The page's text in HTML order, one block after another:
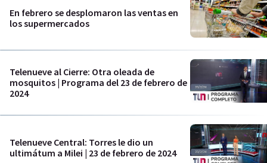
En febrero se desplomaron las ventas en
los supermercados
Telenueve al Cierre: Otra oleada de
mosquitos | Programa del 23 de febrero de
2024
Telenueve Central: Torres le dio un
ultimátum a Milei | 23 de febrero de 2024